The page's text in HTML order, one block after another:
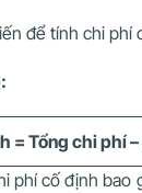
để tính chi phí
= Tổng chi phí
phí cố định bao